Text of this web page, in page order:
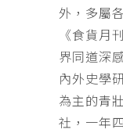
外，多屬
《食貨月
界同道深
內外史學
為主的青
社，一年